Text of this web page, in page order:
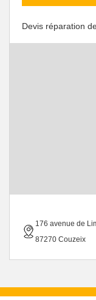
Devis réparation
176 avenue de
87270 Couzeix